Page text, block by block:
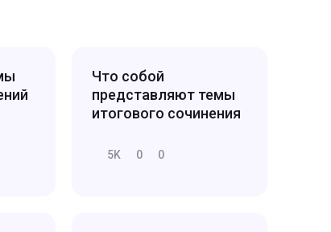
Что собой
представляют темы
итогового сочинения
5K 0 0